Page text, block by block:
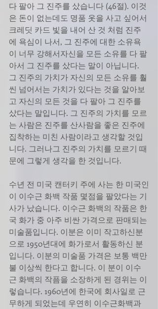
다 팔아 그 진주를 샀습니다 (46절). 이것
은 돈이 없는데도 명품 옷을 사고 싶어서
크레딧 카드 빛을 내어 산 것 처럼 진주
에 욕심이 나서, 그 진주에 대한 소유욕
이 너무 강해서자신을 모든 소유를 다 팔
아서 그 진주를 샀다는 말이 아닙니다.
그 진주의 가치가 자신의 모든 소유를 훨
씬 넘어서는 가치가 있다는 것을 알아보
고 자신의 모든 것을 다 팔아 그 진주를
샀다는 말입니다. 그 진주의 가치를 모르
는 사람은 진주를 산사람을 좋은 진주에
집착하는 미친 사람이라고 생각할 것입
니다. 그러나그 진주의 가치를 모르기 때
문에 그렇게 생각을 한 것입니다.
수년 전 미국 캔터키 주에 사는 한 미국인
이 이수근 화백 작품 몇점을 팔았다는 기
사가 났습니다. 이수근 화백의 작품은 한
국 화가 중 아주 비싼 가격으로 판매되는
미술품입니다. 이분은 이미 작고하신분
으로 1950년대에 화가로서 활동하신 분
입니다. 이분의 미술품 가격은 보통 백만
불 이상씩 한다고 합니다. 이 분이 이수
근 화백의 작픔을 소장하게 된 경위는 이
렇습니다. 1960년에 한국에 회사일로 근
무하게 되었는데 우연히 이수근화백과